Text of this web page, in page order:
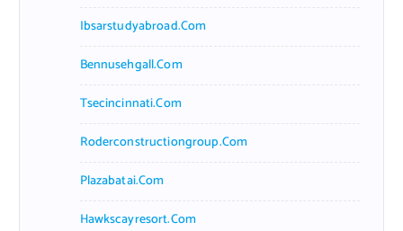
Ibsarstudyabroad.com
Bennusehgall.com
Tsecincinnati.com
Roderconstructiongroup.com
Plazabatai.com
Hawkscayresort.com